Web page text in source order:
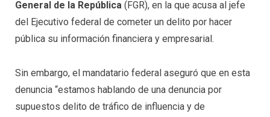
General de la República (FGR), en la que acusa al jefe
del Ejecutivo federal de cometer un delito por hacer
pública su información financiera y empresarial.
Sin embargo, el mandatario federal aseguró que en esta
denuncia “estamos hablando de una denuncia por
supuestos delito de tráfico de influencia y de